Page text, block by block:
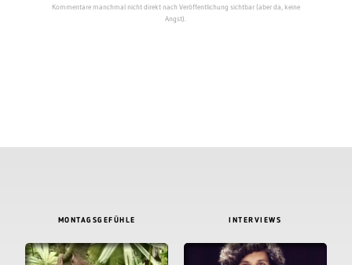
Kommentare manchmal nicht direkt nach Veröffentlichung sichtbar (aber da, keine
Angst).
MONTAGSGEFÜHLE INTERVIEWS